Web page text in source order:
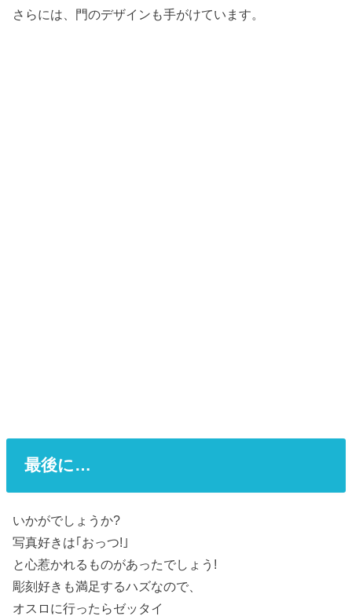
さらには、門のデザインも手がけています。
最後に…
いかがでしょうか?
写真好きは｢おっつ!｣
と心惹かれるものがあったでしょう!
彫刻好きも満足するハズなので、
オスロに行ったらゼッタイ